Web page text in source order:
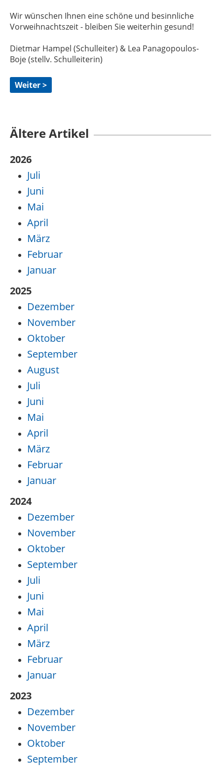
Wir wünschen Ihnen eine schöne und besinnliche
Vorweihnachtszeit - bleiben Sie weiterhin gesund!
Dietmar Hampel (Schulleiter) & Lea Panagopoulos-
Boje (stellv. Schulleiterin)
Weiter >
Ältere Artikel
2026
Juli
Juni
Mai
April
März
Februar
Januar
2025
Dezember
November
Oktober
September
August
Juli
Juni
Mai
April
März
Februar
Januar
2024
Dezember
November
Oktober
September
Juli
Juni
Mai
April
März
Februar
Januar
2023
Dezember
November
Oktober
September